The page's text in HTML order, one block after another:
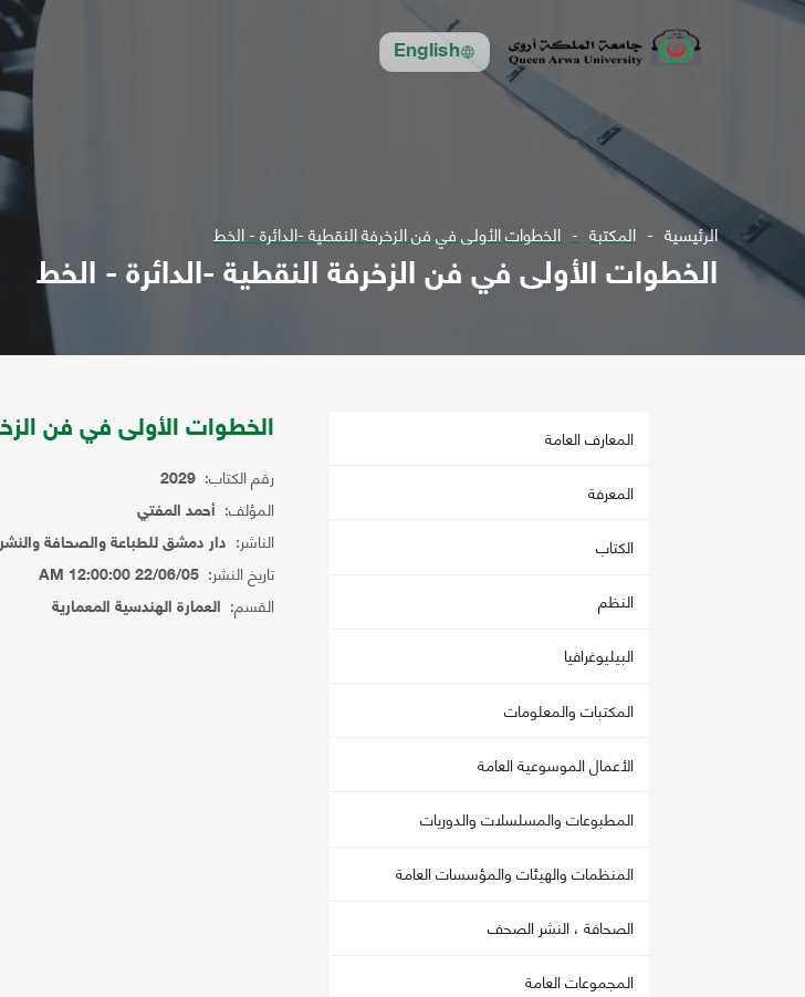
English
الرئيسية المكتبة الخطوات الأولى في فن الزخرفة النقطية -الدائرة - الخط
الخطوات الأولى في فن الزخرفة النقطية -الدائرة - الخط
المعارف العامة
المعرفة
الكتاب
النظم
البيليوغرافيا
المكتبات والمعلومات
الأعمال الموسوعية العامة
المطبوعات والمسلسلات والدوريات
المنظمات والهيئات والمؤسسات العامة
الصحافة ، النشر الصحف
المجموعات العامة
الخطوات الأولى في فن
رقم الكتاب: 2029
المؤلف: أحمد المفتي
الناشر: دار دمشق للطباعة والصحافة
تاريخ النشر: 22/06/05 12:00:00 AM
القسم: العمارة الهندسية المعمارية